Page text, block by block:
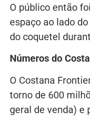
O público então
espaço ao lado
do coquetel
Números do
O Costana
torno de 600
geral de venda) e